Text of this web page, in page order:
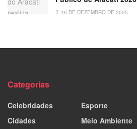
16 DE DEZEMBRO DE 2025
Categorias
Celebridades
Cidades
Esporte
Meio Ambiente